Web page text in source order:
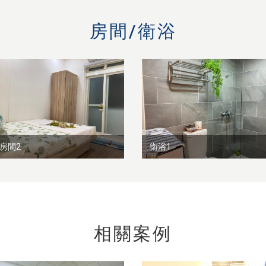
房間/衛浴
間2 衛浴1
相關案例